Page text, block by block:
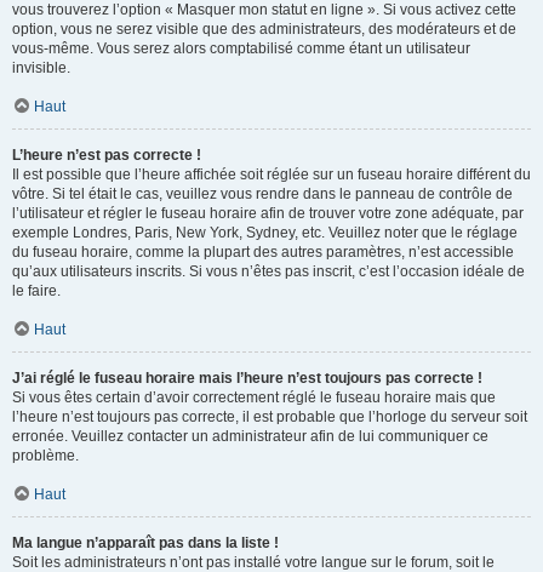
vous trouverez l’option « Masquer mon statut en ligne ». Si vous activez cette
option, vous ne serez visible que des administrateurs, des modérateurs et de
vous-même. Vous serez alors comptabilisé comme étant un utilisateur
invisible.
Haut
L’heure n’est pas correcte !
Il est possible que l’heure affichée soit réglée sur un fuseau horaire différent du
vôtre. Si tel était le cas, veuillez vous rendre dans le panneau de contrôle de
l’utilisateur et régler le fuseau horaire afin de trouver votre zone adéquate, par
exemple Londres, Paris, New York, Sydney, etc. Veuillez noter que le réglage
du fuseau horaire, comme la plupart des autres paramètres, n’est accessible
qu’aux utilisateurs inscrits. Si vous n’êtes pas inscrit, c’est l’occasion idéale de
le faire.
Haut
J’ai réglé le fuseau horaire mais l’heure n’est toujours pas correcte !
Si vous êtes certain d’avoir correctement réglé le fuseau horaire mais que
l’heure n’est toujours pas correcte, il est probable que l’horloge du serveur soit
erronée. Veuillez contacter un administrateur afin de lui communiquer ce
problème.
Haut
Ma langue n’apparaît pas dans la liste !
Soit les administrateurs n’ont pas installé votre langue sur le forum, soit le